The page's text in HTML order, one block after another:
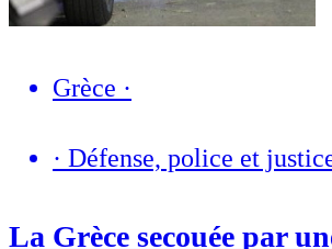
Grèce ·
· Défense, police et
La Grèce secouée par